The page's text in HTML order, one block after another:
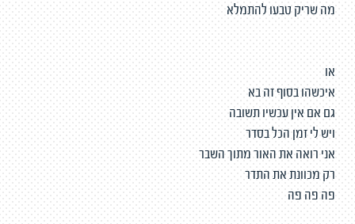
מה שריק טבעו להתמלא
או
איכשהו בסוף זה בא
גם אם אין עכשיו תשובה
ויש לי זמן הכל בסדר
אני רואה את האור מתוך השבר
רק מכוונת את התדר
פה פה פה